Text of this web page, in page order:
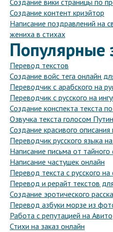
Создание вики страницы по
Создание контент криэйтор
Написание поздравлений на
жениха в стихах
Популярные
Перевод текстов
Создание войс тега онлайн
Переводчик с арабского на
Переводчик с русского на
Создание конспекта текста
Озвучка текста голосом
Создание красивого
Переводчик русского языка
Написание письма от тайного
Написание частушек онлайн
Перевод текста с русского
Перевод и рерайт текстов
Создание эротического
Перевод азбуки морзе из
Работа с репутацией на Авито
Стихи на заказ онлайн